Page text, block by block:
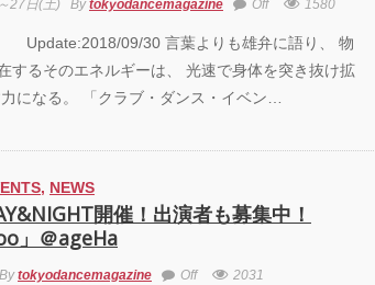
GEGEGAY 2025
「GREENROOM
FESTIVAL 20th
27日(土) Bytokyodancemagazine Off 1580
09/30 言葉よりも雄弁に語り、 物
するそのエネルギーは、 光速で身体を突き抜け拡
になる。 「クラブ・ダンス・イベン…
, NEWS
開催！出演者も募集中！
」＠ageHa
Bytokyodancemagazine Off 2031